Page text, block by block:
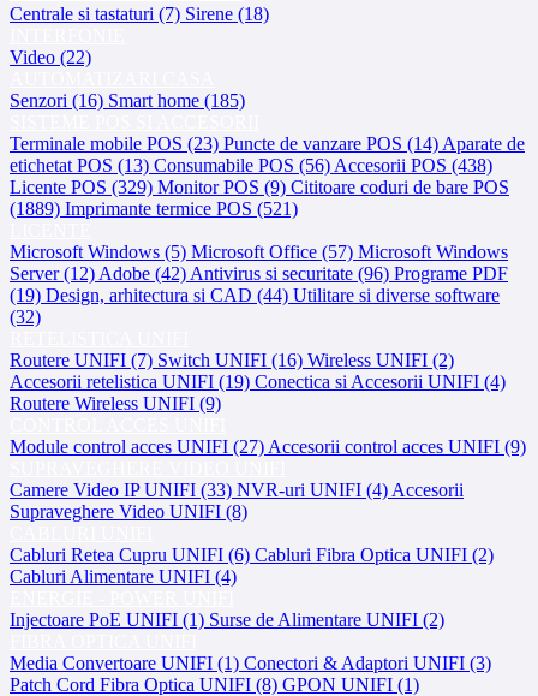
Centrale si tastaturi (7) Sirene (18)
Video (22)
Senzori (16) Smart home (185)
Terminale mobile POS (23) Puncte de vanzare POS (14) Aparate de
etichetat POS (13) Consumabile POS (56) Accesorii POS (438)
Licente POS (329) Monitor POS (9) Cititoare coduri de bare POS
(1889) Imprimante termice POS (521)
Microsoft Windows (5) Microsoft Office (57) Microsoft Windows
Server (12) Adobe (42) Antivirus si securitate (96) Programe PDF
(19) Design, arhitectura si CAD (44) Utilitare si diverse software
(32)
Routere UNIFI (7) Switch UNIFI (16) Wireless UNIFI (2)
Accesorii retelistica UNIFI (19) Conectica si Accesorii UNIFI (4)
Routere Wireless UNIFI (9)
Module control acces UNIFI (27) Accesorii control acces UNIFI (9)
Camere Video IP UNIFI (33) NVR-uri UNIFI (4) Accesorii
Supraveghere Video UNIFI (8)
Cabluri Retea Cupru UNIFI (6) Cabluri Fibra Optica UNIFI (2)
Cabluri Alimentare UNIFI (4)
Injectoare PoE UNIFI (1) Surse de Alimentare UNIFI (2)
Media Convertoare UNIFI (1) Conectori & Adaptori UNIFI (3)
Patch Cord Fibra Optica UNIFI (8) GPON UNIFI (1)